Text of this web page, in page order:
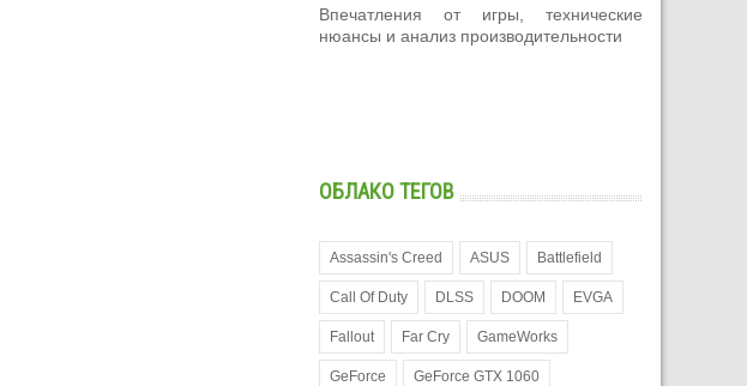
Впечатления от игры, технические
нюансы и анализ производительности
ОБЛАКО ТЕГОВ
Assassin's Creed ASUS Battlefield
Call Of Duty DLSS DOOM EVGA
Fallout Far Cry GameWorks
GeForce GeForce GTX 1060